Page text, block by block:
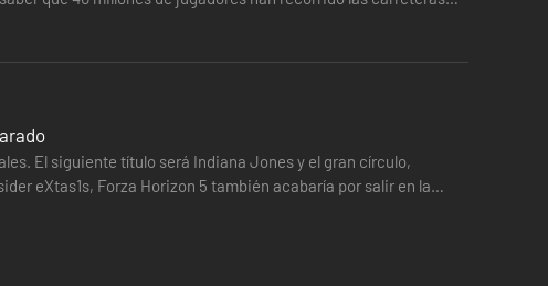
El siguiente título será Indiana Jones y el gran círculo,
eXtas1s, Forza Horizon 5 también acabaría por salir en la